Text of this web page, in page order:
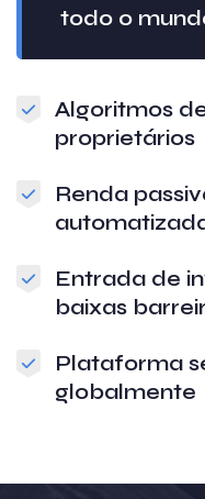
todo o
Algoritmos
proprietários
Renda
Entrada de
baixas
Plataforma
globalmente